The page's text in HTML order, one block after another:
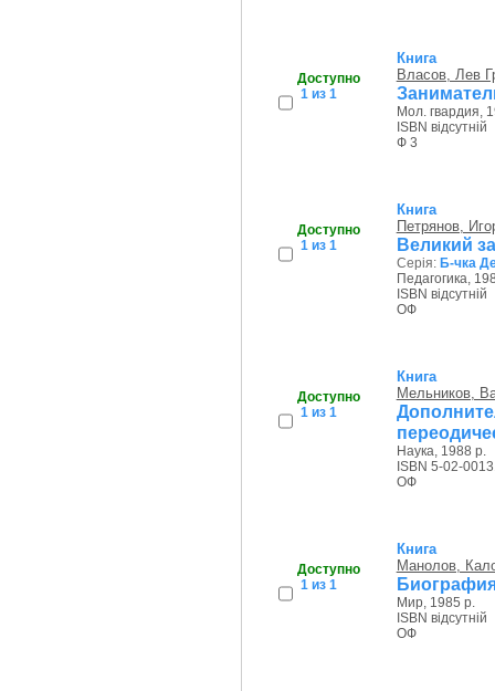
Доступно
1 из 1
Книга
Власов, Лев
Мол. гвардия,
ISBN відсутній
Ф 3
Доступно
1 из 1
Книга
Петрянов,
Великий
Серія: Б-чка
Педагогика,
ISBN відсутній
ОФ
Доступно
1 из 1
Книга
Мельников,
Наука, 1988 р.
ISBN 5-02-
ОФ
Доступно
1 из 1
Книга
Манолов,
Мир, 1985 р.
ISBN відсутній
ОФ